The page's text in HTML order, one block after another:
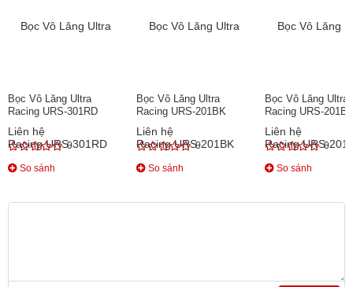
Bọc Vô Lăng Ultra
Racing URS-301RD
Liên hệ
0
So sánh
Bọc Vô Lăng Ultra
Racing URS-201BK
Liên hệ
0
So sánh
Bọc Vô Lăng Ultra
Racing URS-201BL
Liên hệ
0
So sánh